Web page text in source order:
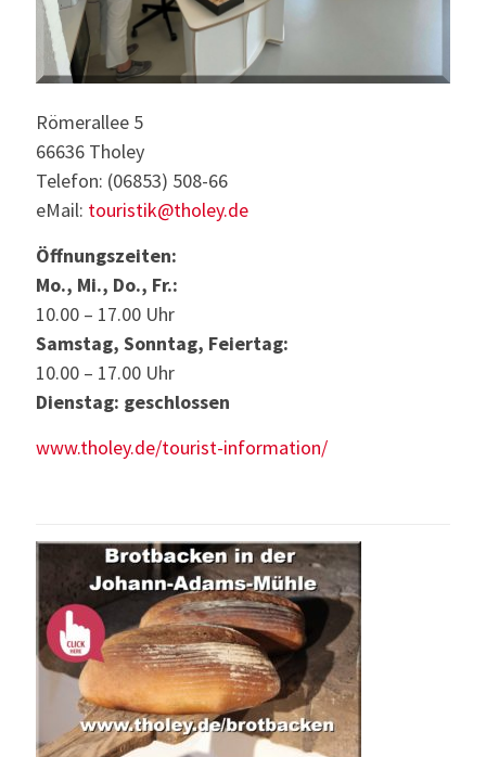
Römerallee 5
66636 Tholey
Telefon: (06853) 508-66
eMail: touristik@tholey.de
Öffnungszeiten:
Mo., Mi., Do., Fr.:
10.00 – 17.00 Uhr
Samstag, Sonntag, Feiertag:
10.00 – 17.00 Uhr
Dienstag: geschlossen
www.tholey.de/tourist-information/